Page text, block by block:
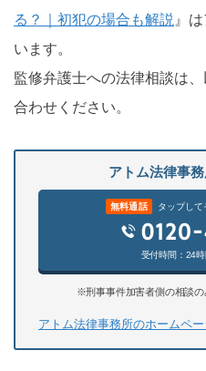
る？｜初犯の場合も解説 』
います。
監修弁護士への法律相談は
合わせください。
アトム法律事
無料通話 タップして
受付時間：24時
※刑事事件加害者側の相談の
アトム法律事務所のホームペ